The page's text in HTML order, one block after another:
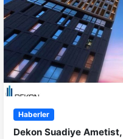
Haberler
Dekon Suadiye